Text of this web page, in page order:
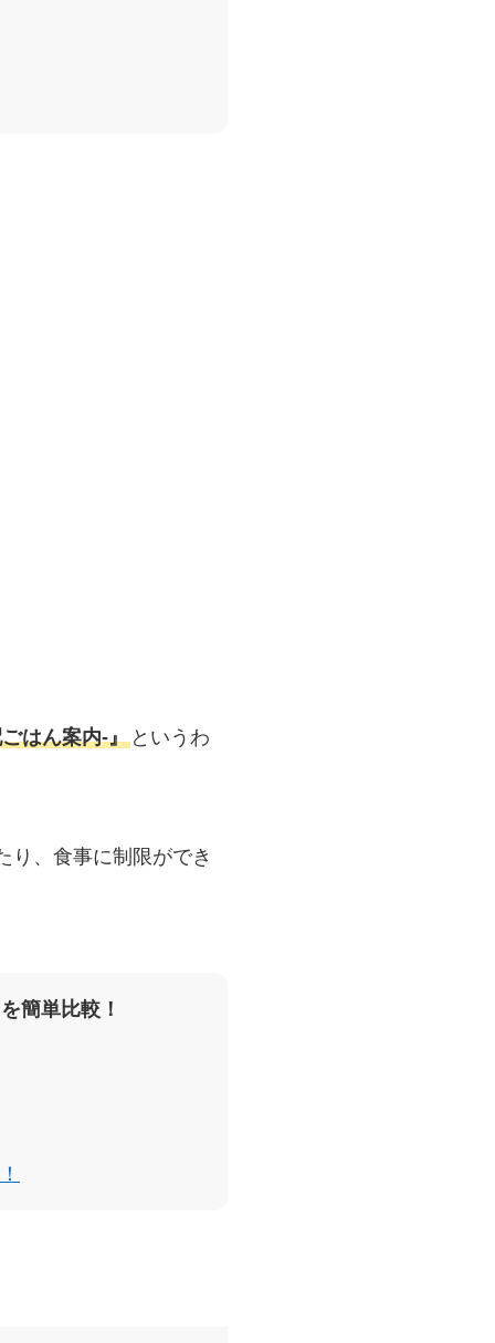
はん案内‐』 というわ
り、食事に制限ができ
簡単比較！